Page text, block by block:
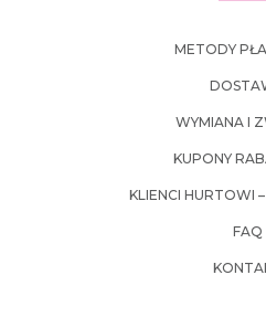
METODY
WYMIANA I
KUPONY
KLIENCI HURTOWI
FAQ